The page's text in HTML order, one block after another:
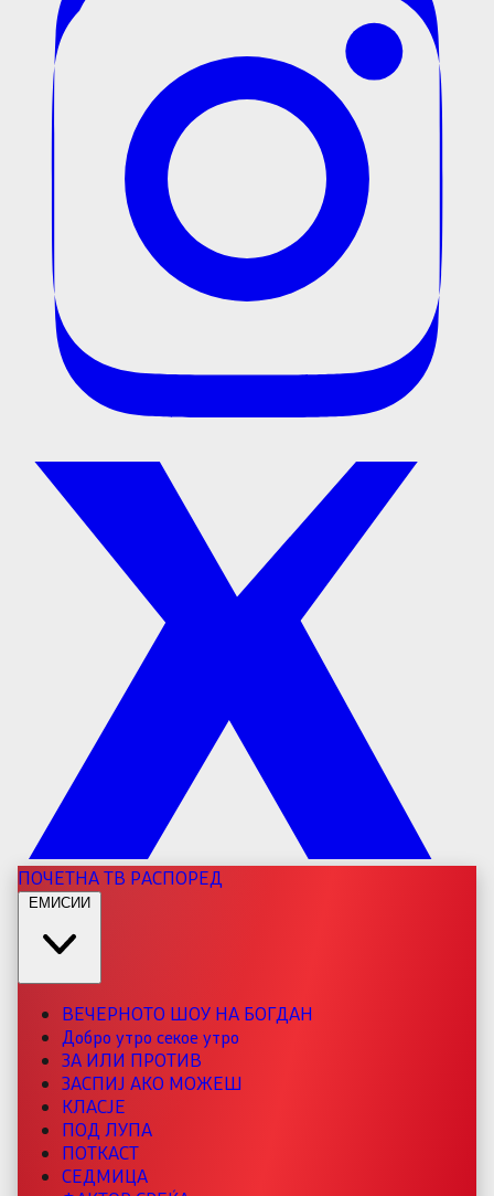
ПОЧЕТНАТВ РАСПОРЕД
ЕМИСИИ
ВЕЧЕРНОТО ШОУ НА БОГДАН
Добро утро секое утро
ЗА ИЛИ ПРОТИВ
ЗАСПИЈ АКО МОЖЕШ
КЛАСЈЕ
ПОД ЛУПА
ПОТКАСТ
СЕДМИЦА